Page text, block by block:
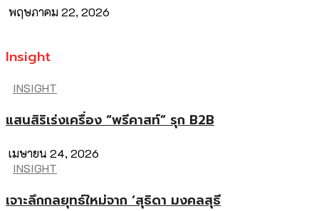
พฤษภาคม 22, 2026
Insight
INSIGHT
แสนสิริเร่งเครื่อง “พรีคาสท์” รุก B2B
เมษายน 24, 2026
INSIGHT
เจาะลึกกลยุทธ์ใหม่จาก ‘สุธิดา มงคลสุธี